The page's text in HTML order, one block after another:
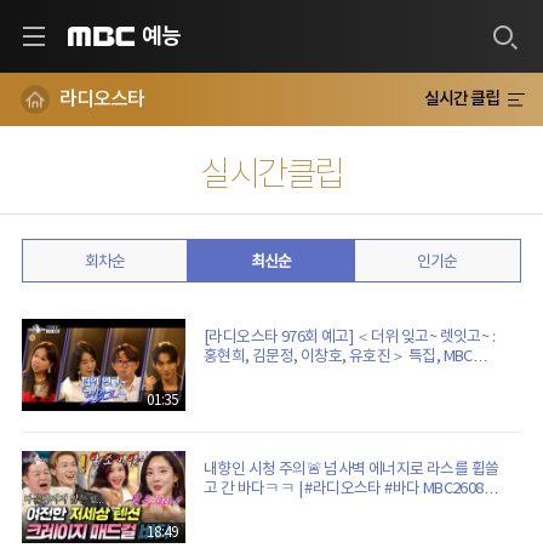
예능
라디오스타 실시간 클립
실시간클립
회차순 최신순 인기순
01:35
[라디오스타 976회 예고] ＜더위 잊고~ 렛잇고~ :
홍현희, 김문정, 이창호, 유호진＞ 특집, MBC
18:49
내향인 시청 주의🚨 넘사벽 에너지로 라스를 휩쓸
고 간 바다ㅋㅋ | #라디오스타 #바다 MBC260805